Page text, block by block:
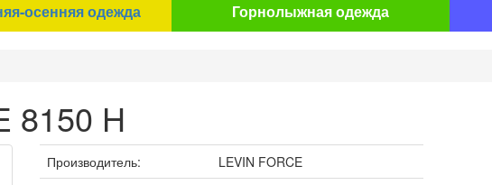
осенняя одежда Горнолыжная одежда
8150 H
Производитель:
LEVIN FORCE